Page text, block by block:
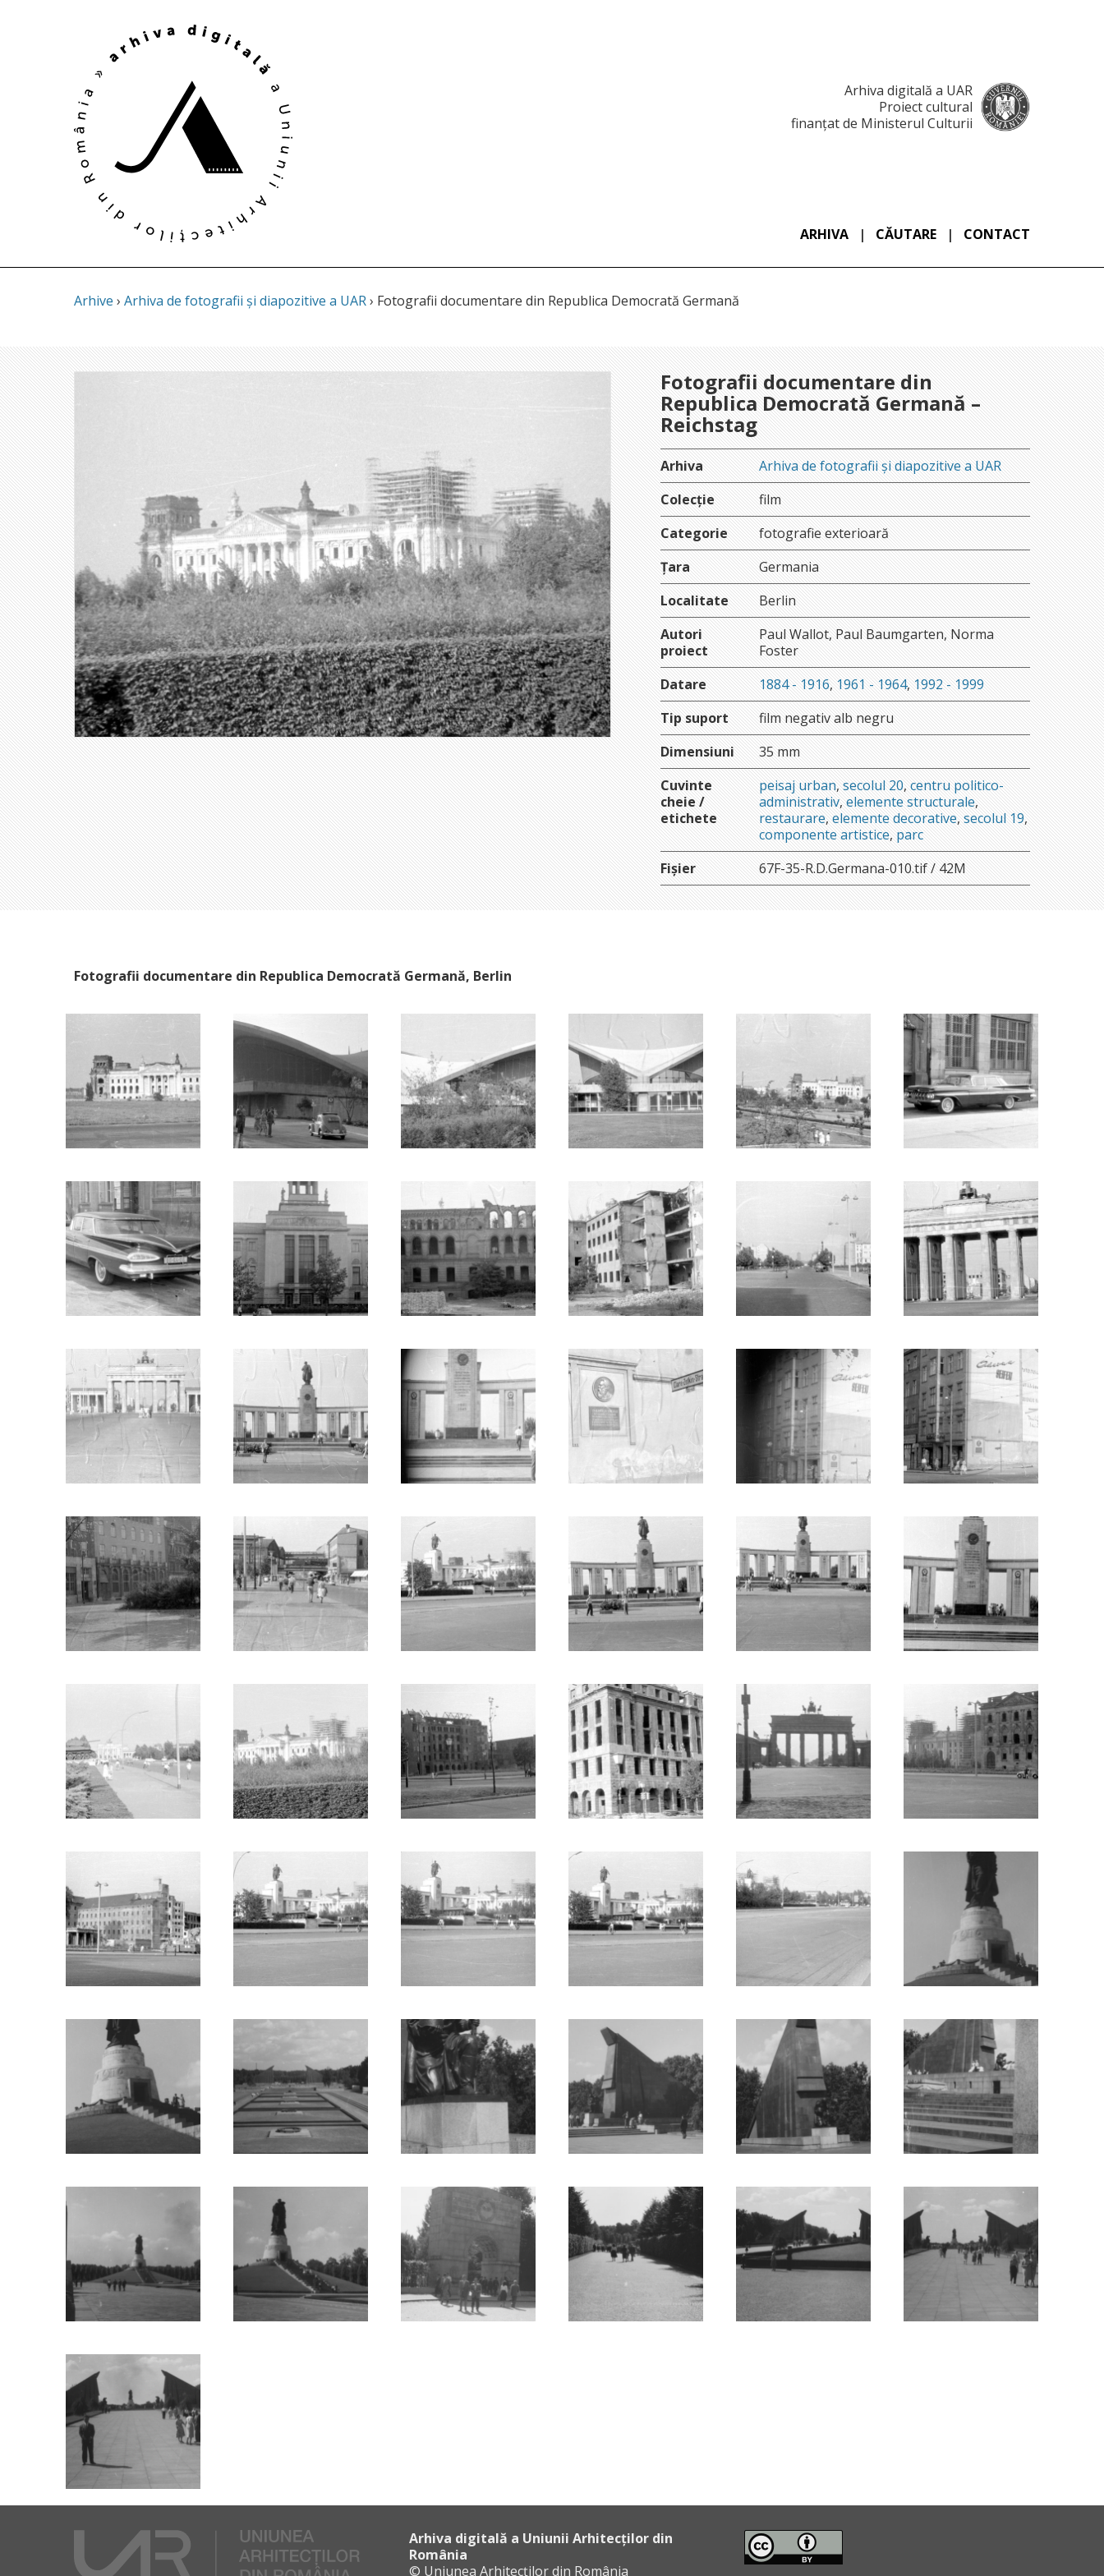
Arhiva digitală a UAR
Proiect cultural
finanțat de Ministerul Culturii
ARHIVA | CĂUTARE | CONTACT
Arhive › Arhiva de fotografii și diapozitive a UAR› Fotografii documentare din Republica Democrată Germană
Fotografii documentare din
Republica Democrată Germană –
Reichstag
Arhiva
Arhiva de fotografii și diapozitive a UAR
Colecție
film
Categorie
fotografie exterioară
Țara
Germania
Localitate
Berlin
Autori
proiect
Paul Wallot, Paul Baumgarten, Norma
Foster
Datare
1884 - 1916,1961 - 1964,1992 - 1999
Tip suport
film negativ alb negru
Dimensiuni
35 mm
Cuvinte
cheie /
etichete
peisaj urban,secolul 20,centru politico-
administrativ,elemente structurale,
restaurare,elemente decorative,secolul 19,
componente artistice,parc
Fișier
67F-35-R.D.Germana-010.tif / 42M
Fotografii documentare din Republica Democrată Germană, Berlin
Arhiva digitală a Uniunii Arhitecților din
România
© Uniunea Arhitecților din România